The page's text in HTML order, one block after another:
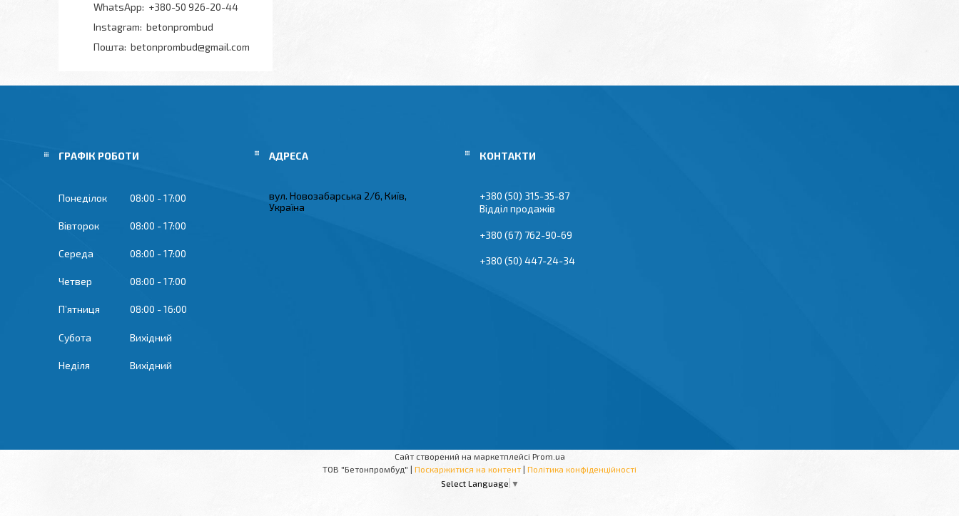
+380-50 926-20-44
Instagram betonprombud
Пошта betonprombud@gmail.com
ГРАФІК РОБОТИ
Понеділок 08:00 17:00
Вівторок 08:00 17:00
Середа 08:00 17:00
Четвер 08:00 17:00
Пʼятниця 08:00 16:00
Субота Вихідний
Неділя Вихідний
вул. Новозабарська 2/6, Київ,
Україна
+380 (50) 315-35-87
Відділ продажів
+380 (67) 762-90-69
+380 (50) 447-24-34
Сайт створений на маркетплейсі Prom.ua
ТОВ "Бетонпромбуд" | Поскаржитися на контент | Політика конфіденційності
Select Language ▼